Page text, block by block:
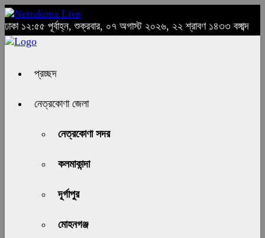
ঢাকা ১২:৫৫ পূর্বাহ্ন, শুক্রবার, ০৭ অগাস্ট ২০২৬, ২২ শ্রাবণ ১৪৩৩ বঙ্গাব্দ
প্রচ্ছদ
নেত্রকোণা জেলা
নেত্রকোণা সদর
কলমাকান্দা
দূর্গাপুর
মোহনগঞ্জ